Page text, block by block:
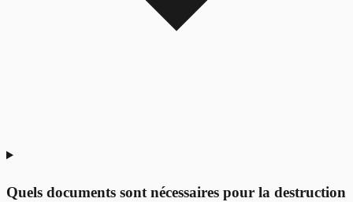
Quels documents sont nécessaires pour la destruction